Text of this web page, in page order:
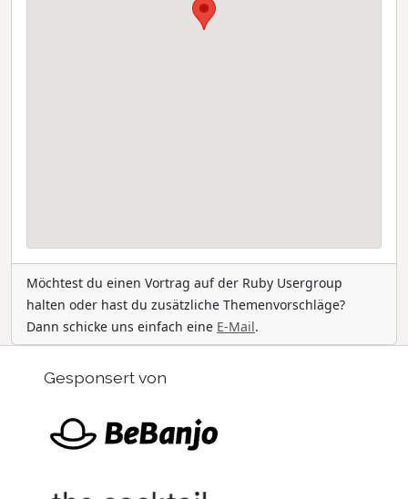
Möchtest du einen Vortrag auf der Ruby Usergroup
halten oder hast du zusätzliche Themenvorschläge?
Dann schicke uns einfach eine E-Mail.
Gesponsert von